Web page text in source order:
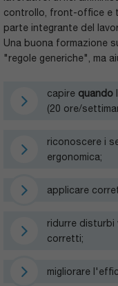
controllo, front-office e
parte integrante del
Una buona formazione
"regole generiche", ma
capire quando
(20 ore/
riconoscere i
ergonomica;
applicare
ridurre disturbi
corretti;
migliorare